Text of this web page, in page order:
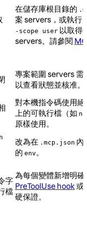
在儲存庫根目錄的
案 servers，或執行
-scope user 以取得
servers。請參閱
專案範圍 servers
以查看狀態並核准。
對本機指令碼使用
上的可執行檔（如
原樣使用。
改為在 .mcp.json 內
的 env 。
字
檔
為每個變體新增明
PreToolUse hook 或
硬保證。